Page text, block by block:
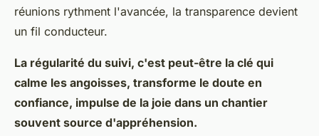
réunions rythment l'avancée, la transparence devient
un fil conducteur.
La régularité du suivi, c'est peut-être la clé qui
calme les angoisses, transforme le doute en
confiance, impulse de la joie dans un chantier
souvent source d'appréhension.